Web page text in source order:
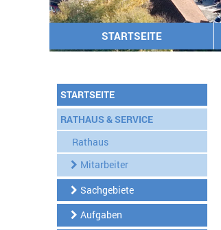
STARTSEITE
STARTSEITE
RATHAUS & SERVICE
Rathaus
Mitarbeiter
Sachgebiete
Aufgaben